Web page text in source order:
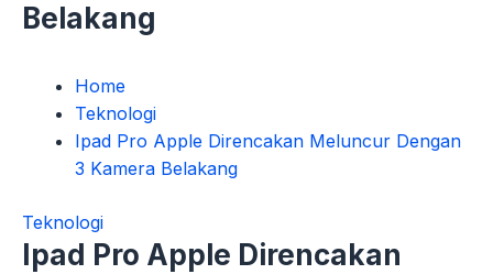
Belakang
Home
Teknologi
Ipad Pro Apple Direncakan Meluncur Dengan
3 Kamera Belakang
Teknologi
Ipad Pro Apple Direncakan